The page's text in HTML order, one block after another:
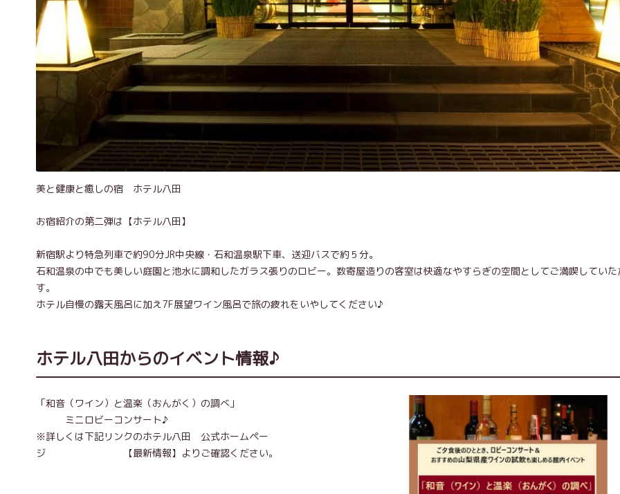
美と健康と癒しの宿 ホテル八田
お宿紹介の第二弾は【ホテル八田】
新宿駅より特急列車で約90分JR中央線・石和温泉駅下車、送迎バスで約５分。
石和温泉の中でも美しい庭園と池水に調和したガラス張りのロビー。数寄屋造りの客室は快適なやすらぎの空間としてご満喫していた
す。
ホテル自慢の露天風呂に加え7F展望ワイン風呂で旅の疲れをいやしてください♪
ホテル八田からのイベント情報♪
「和音（ワイン）と温楽（おんがく）の調べ」
ミニロビーコンサート♪
※詳しくは下記リンクのホテル八田 公式ホームペー
ジ 【最新情報】よりご確認ください。